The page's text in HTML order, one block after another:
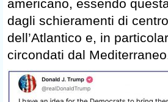
americano, essendo
dagli schieramenti di
dell’Atlantico e, in
circondati dal